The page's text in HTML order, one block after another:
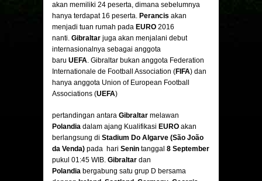
akan memiliki 24 peserta, dimana sebelumnya
hanya terdapat 16 peserta. Perancis akan
menjadi tuan rumah pada EURO 2016
nanti. Gibraltar juga akan menjalani debut
internasionalnya sebagai anggota
baru UEFA. Gibraltar bukan anggota Federation
Internationale de Football Association (FIFA) dan
hanya anggota Union of European Football
Associations (UEFA)
pertandingan antara Gibraltar melawan
Polandia dalam ajang Kualifikasi EURO akan
berlangsung di Stadium Do Algarve (São João
da Venda) pada hari Senin tanggal 8 September
pukul 01:45 WIB. Gibraltar dan
Polandia bergabung satu grup D bersama